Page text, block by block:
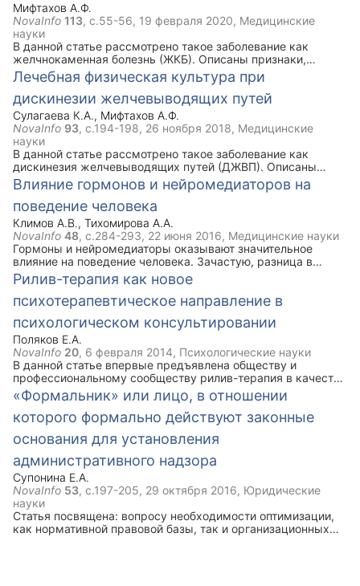
Мифтахов А.Ф.
NovaInfo 113, с.55-56, 19 февраля 2020, Медицинские
науки
В данной статье рассмотрено такое заболевание как
желчнокаменная болезнь (ЖКБ). Описаны признаки,
симптомы, задачи ЛФК при данной болезни. Ключевым
моментом статьи является комплекс упражнений лечебной
физической культуры при ЖКБ, который рекомендован
наряду с медикаментозным лечением.
Лечебная физическая культура при
дискинезии желчевыводящих путей
Сулагаева К.А., Мифтахов А.Ф.
NovaInfo 93, с.194-198, 26 ноября 2018, Медицинские
науки
В данной статье рассмотрено такое заболевание как
дискинезия желчевыводящих путей (ДЖВП). Описаны
виды, признаки и симптомы данной болезни. Ключевым
моментом статьи является комплекс упражнений лечебной
физической культуры при ДЖВП, который рекомендован
наряду с медикаментозным лечением.
Влияние гормонов и нейромедиаторов на
поведение человека
Климов А.В., Тихомирова А.А.
NovaInfo 48, с.284-293, 22 июня 2016, Медицинские науки
Гормоны и нейромедиаторы оказывают значительное
влияние на поведение человека. Зачастую, разница в
выработке какого-либо из данных веществ приводит к
радикальному изменению поведения личности. Данная
статья посвящена разбору влияния основных
"поведенческих" гормонов и нейромедиаторов на
человека.
Рилив-терапия как новое
психотерапевтическое направление в
психологическом консультировании
Поляков Е.А.
NovaInfo 20, 6 февраля 2014, Психологические науки
В данной статье впервые предъявлена обществу и
профессиональному сообществу рилив-терапия в качестве
нового комплексного подхода, направления и метода
психотерапевтической теории, методологии, методики и
практики; приведено общее системное описание одной из
основополагающих практических психотехнологий и
психотехник рилив-терапии (метод «случайный попутчик»,
состоящий из ряда методических приёмов), раскрыта
процедура научно-экспериментальной апробации рилив-
терапии; выявлена актуальность и практическая
значимость рилив-терапии как психотерапевтической
технологии психологического консультирования.
«Формальник» или лицо, в отношении
которого формально действуют законные
основания для установления
административного надзора
Супонина Е.А.
NovaInfo 53, с.197-205, 29 октября 2016, Юридические
науки
Статья посвящена: вопросу необходимости оптимизации,
как нормативной правовой базы, так и организационных